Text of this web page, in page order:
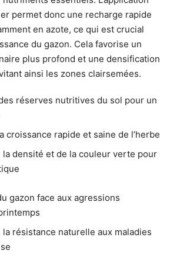
permet donc une recharge rapide
en azote, ce qui est crucial
du gazon. Cela favorise un
plus profond et une densification
ainsi les zones clairsemées.
réserves nutritives du sol pour un
croissance rapide et saine de l’herbe
la densité et de la couleur verte pour
gazon face aux agressions
résistance naturelle aux maladies